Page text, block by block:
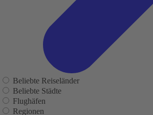
Beliebte Reiseländer
Beliebte Städte
Flughäfen
Regionen